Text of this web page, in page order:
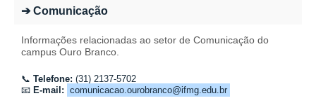
➔ Comunicação
Informações relacionadas ao setor de Comunicação do
campus Ouro Branco.
📞 Telefone: (31) 2137-5702
📧 E-mail: comunicacao.ourobranco@ifmg.edu.br